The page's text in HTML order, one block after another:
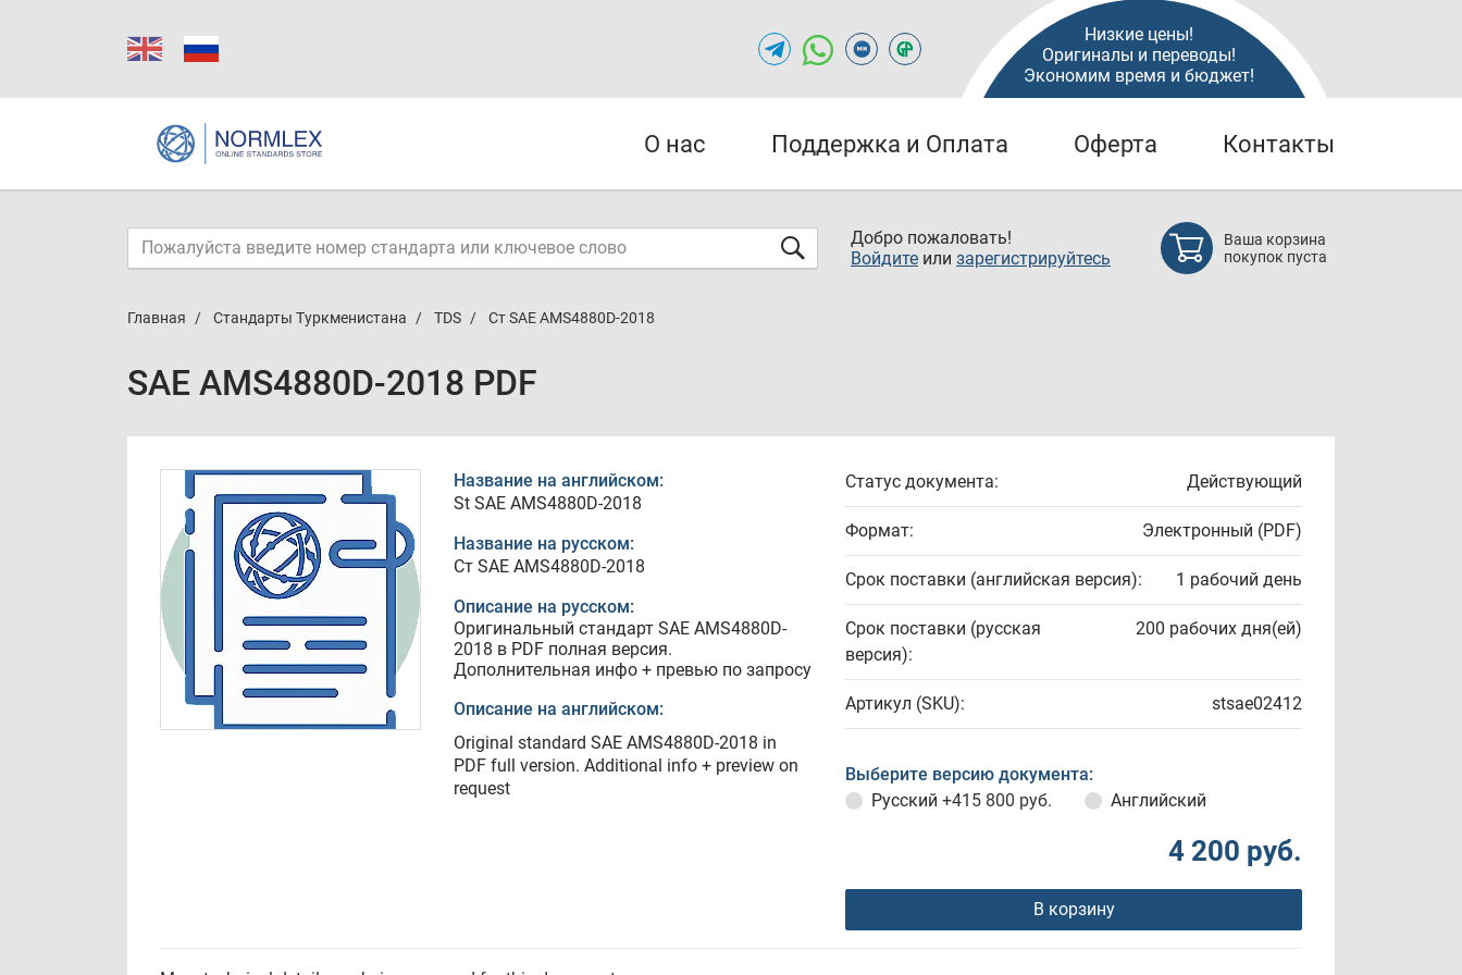
Низкие цены!
Оригиналы и переводы!
Экономим время и бюджет!
О нас Поддержка и Оплата Оферта Контакты
Добро пожаловать!
Войдите или зарегистрируйтесь
Ваша корзина
покупок пуста
Главная Стандарты Туркменистана TDS Ст SAE AMS4880D-2018
SAE AMS4880D-2018 PDF
Название на английском:
St SAE AMS4880D-2018
Название на русском:
Ст SAE AMS4880D-2018
Описание на русском:
Оригинальный стандарт SAE AMS4880D-
2018 в PDF полная версия.
Дополнительная инфо + превью по запросу
Описание на английском:
Original standard SAE AMS4880D-2018 in
PDF full version. Additional info + preview on
request
Статус документа: Действующий
Формат: Электронный (PDF)
Срок поставки (английская версия): 1 рабочий день
Срок поставки (русская
версия):
200 рабочих дня(ей)
Артикул (SKU): stsae02412
Выберите версию документа:
Русский +415 800 руб. Английский
4 200 руб.
В корзину